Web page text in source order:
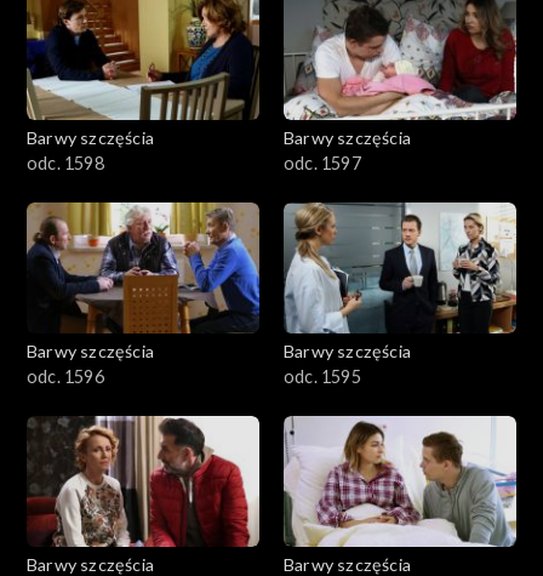
2801–2900
2701–2800
2501–2600
2401–2500
2301–2400
2201–2300
2101–2200
2001–2100
Barwy szczęścia
odc. 1598
Barwy szczęścia
odc. 1597
Barwy szczęścia
odc. 1596
Barwy szczęścia
odc. 1595
Barwy szczęścia
Barwy szczęścia